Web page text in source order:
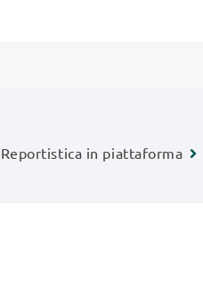
Reportistica in piattaforma